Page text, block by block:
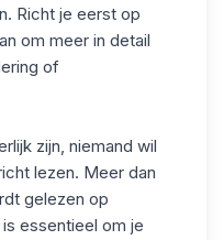
. Richt je eerst op
om meer in detail
of
zijn, niemand wil
lezen. Meer dan
gelezen op
essentieel om je